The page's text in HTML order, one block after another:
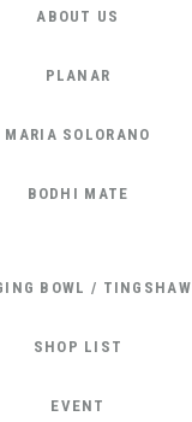
ABOUT US
PLANAR
MARIA SOLORANO
BODHI MATE
BOWL / TINGSHAW
SHOP LIST
EVENT